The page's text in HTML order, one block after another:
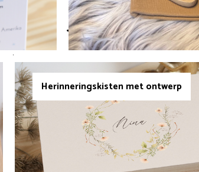
Herinneringskisten met ontwerp